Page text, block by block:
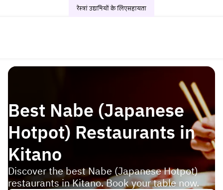
रेस्त्रां उद्यमियों के लिएसहायता
Best Nabe (Japanese
Hotpot) Restaurants in
Kitano
Discover the best Nabe (Japanese Hotpot)
restaurants in Kitano. Book your table now.